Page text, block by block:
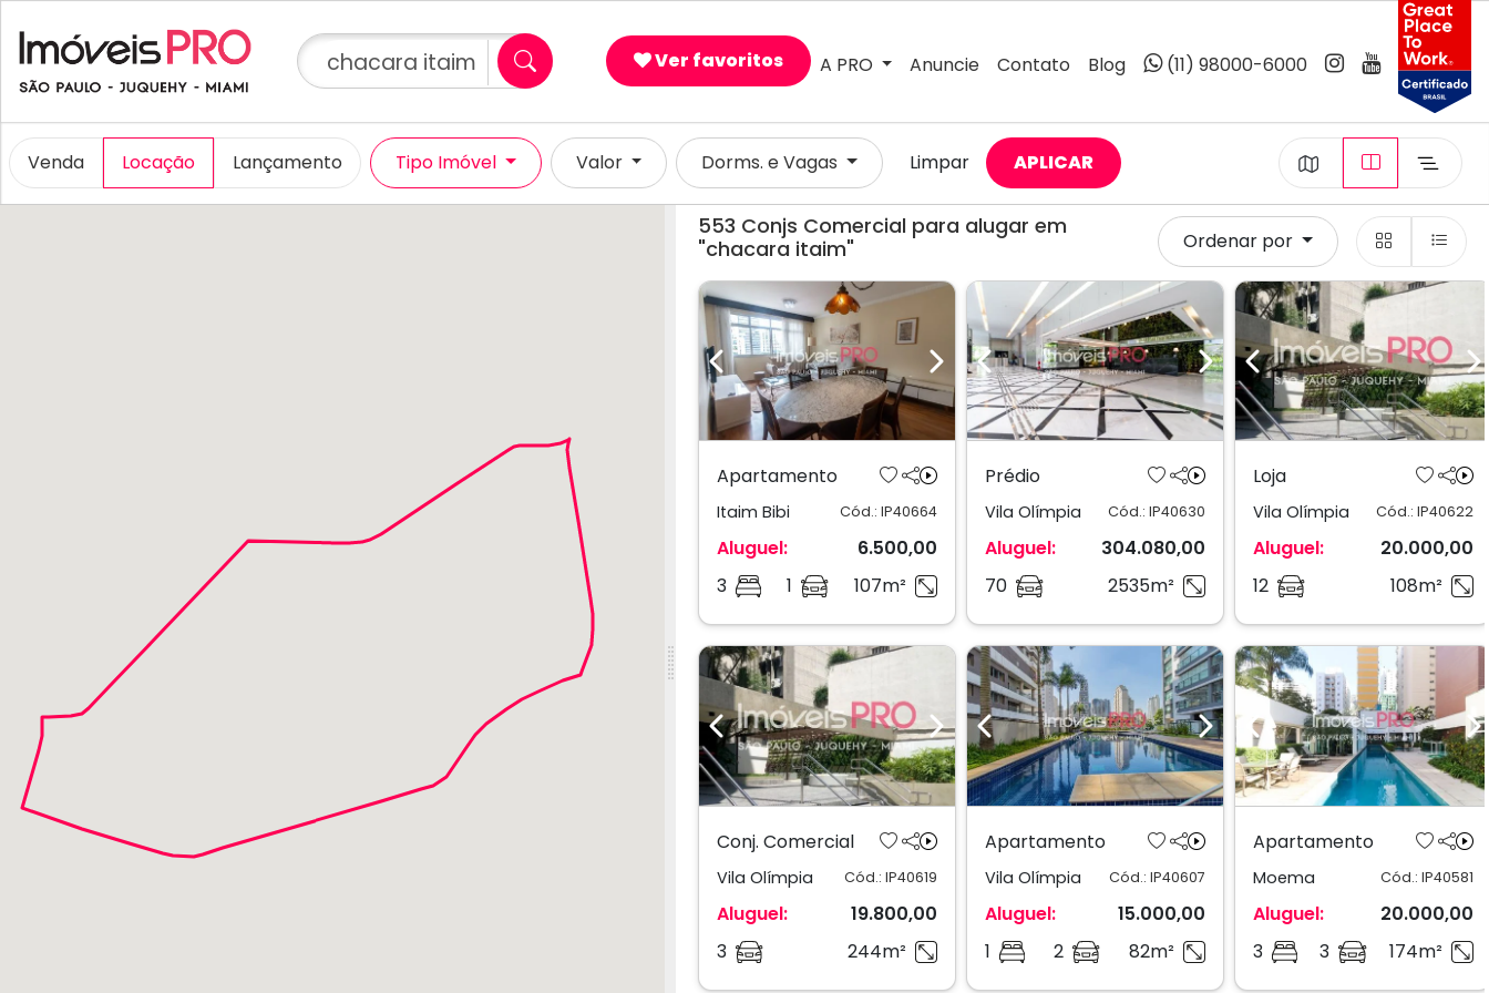
chacara itaim × Ver favoritos A PRO Anuncie Contato Blog (11) 98000-6000
Venda Locação Lançamento Tipo Imóvel Valor Dorms. e Vagas Limpar APLICAR
553 Conjs Comercial para alugar em
"chacara itaim"
Ordenar por
Previous Next
Apartamento
Itaim Bibi Cód.: IP40664
Aluguel:
6.500,00
3
1 107m²
Previous Next
Prédio
Vila Olímpia Cód.: IP40630
Aluguel:
304.080,00
70
2535m²
Previous
Loja
Vila Olímpia Cód.: IP40622
Aluguel:
20.000,00
12
108m²
Previous Next
Conj. Comercial
Vila Olímpia Cód.: IP40619
Aluguel:
19.800,00
3
244m²
Previous Next
Apartamento
Vila Olímpia Cód.: IP40607
Aluguel:
15.000,00
1
2 82m²
Previous
Apartamento
Moema Cód.: IP40581
Aluguel:
20.000,00
3
3 174m²